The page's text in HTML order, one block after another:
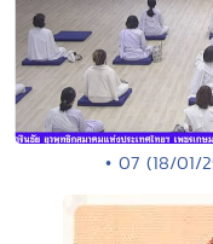
• 07 (18/01/